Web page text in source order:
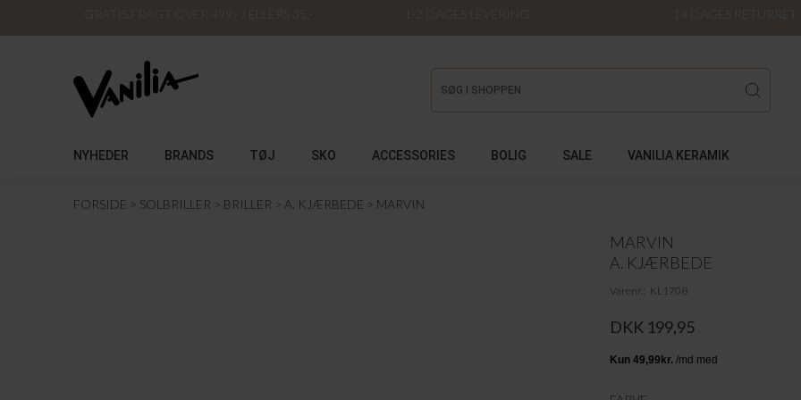
GRATIS FRAGT OVER 499,- / ELLERS 35,- 1-2 DAGES LEVERING 14 DAGES RETURRET
NYHEDER BRANDS TØJ SKO ACCESSORIES BOLIG SALE VANILIA KERAMIK
FORSIDE SOLBRILLER BRILLER A. KJÆRBEDE MARVIN
MARVIN
A. KJÆRBEDE
Varenr. KL1708
DKK 199,95